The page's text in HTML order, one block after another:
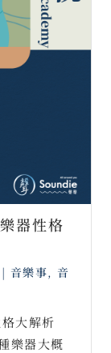
器性格
| 音樂事, 音
大解析⠀
樂器大概